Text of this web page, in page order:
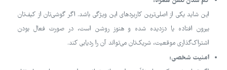
این شاید یکی از اصلی‌ترین کاربردهای این ویژگی باشد. اگر گوشی‌تان از کیف‌تان
بیرون افتاده یا دزدیده شده و هنوز روشن است، در صورت فعال بودن
اشتراک‌گذاری موقعیت، شریک‌تان می‌تواند آن را ردیابی کند.
امنیت شخصی: